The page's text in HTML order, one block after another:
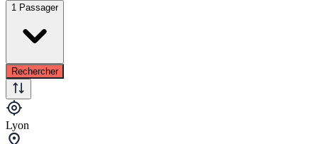
1 Passager
Rechercher
Lyon